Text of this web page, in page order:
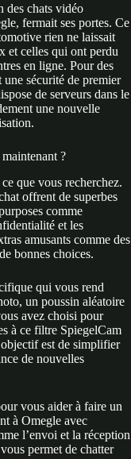
des chats vidéo
fermait ses portes. Ce
rien ne laissait
et celles qui ont perdu
en ligne. Pour des
sécurité de premier
de serveurs dans le
une nouvelle
?
que vous recherchez.
offrent de superbes
comme
et les
amusants comme des
bonnes choices.
qui vous rend
un poussin aléatoire
avez choisi pour
à ce filtre SpiegelCam
est de simplifier
de nouvelles
vous aider à faire un
à Omegle avec
l’envoi et la réception
permet de chatter